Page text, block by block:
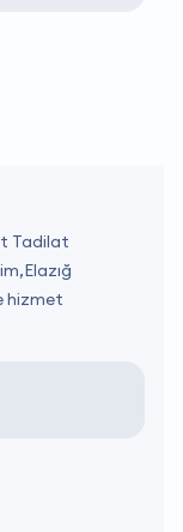
Tadilat
hizmet